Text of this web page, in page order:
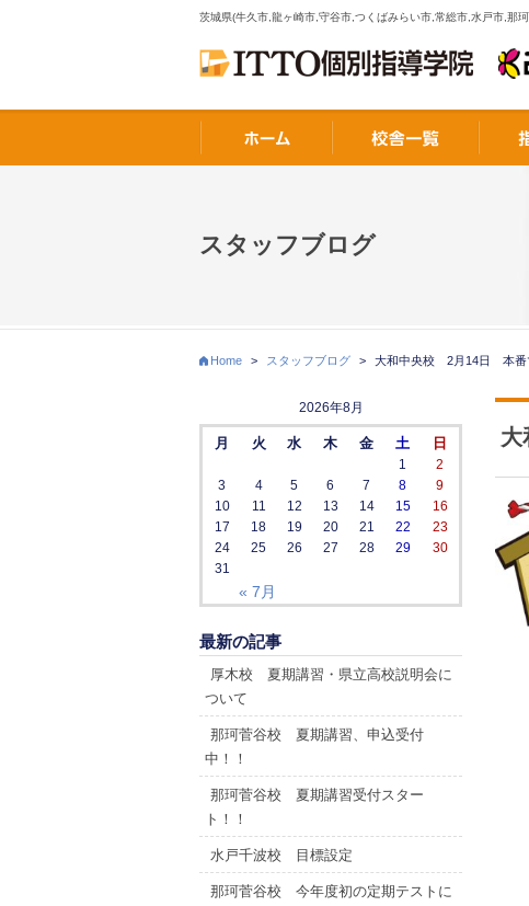
茨城県(牛久市,龍ヶ崎市,守谷市,つくばみらい市,常総市,水戸市,那
スタッフブログ
Home > スタッフブログ > 大和中央校 2月14日 本番
2026年8月
月 火 水 木 金 土 日
« 7月
1
2
3
4 5 6 7 8
9
10
11 12 13 14 15
16
17
18 19 20 21 22
23
24
25 26 27 28 29
30
31
最新の記事
厚木校 夏期講習・県立高校説明会に
ついて
那珂菅谷校 夏期講習、申込受付
中！！
那珂菅谷校 夏期講習受付スター
ト！！
水戸千波校 目標設定
那珂菅谷校 今年度初の定期テストに